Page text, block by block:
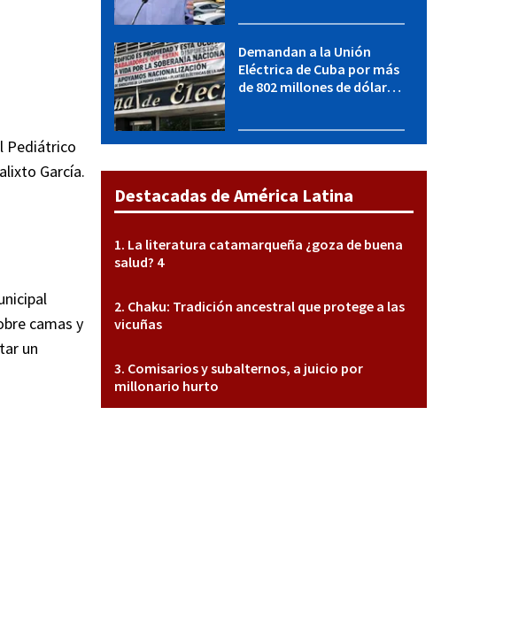
Pediátrico
García.
camas y
un
Demandan a la Unión
Eléctrica de Cuba por más
de 802 millones de dólares
Destacadas de América Latina
La literatura catamarqueña ¿goza de buena
salud? 4
Chaku: Tradición ancestral que protege a las
vicuñas
Comisarios y subalternos, a juicio por
millonario hurto